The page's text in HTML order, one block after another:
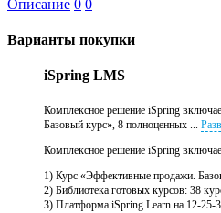
Описание 0 0
Варианты покупки
iSpring LMS
Комплексное решение iSpring
Базовый курс», 8 полноценных ...
Комплексное решение iSpring
1) Курс «Эффективные продажи.
2) Библиотека готовых курсов: 38
3) Платформа iSpring Learn на 12-25-